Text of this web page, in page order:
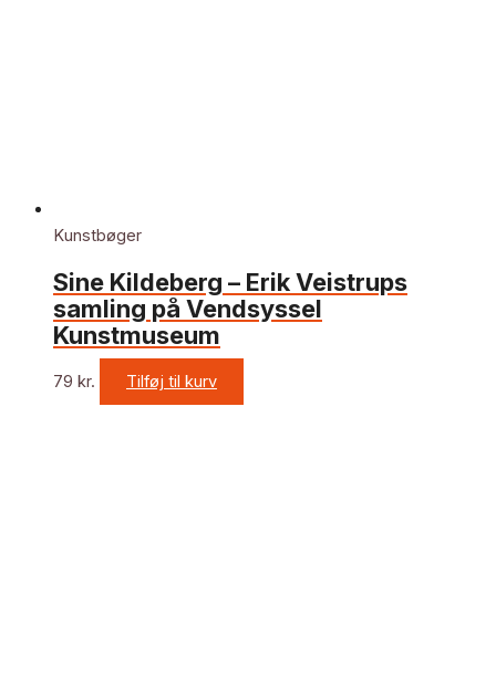
Kunstbøger
Sine Kildeberg – Erik Veistrups
samling på Vendsyssel
Kunstmuseum
79 kr. Tilføj til kurv